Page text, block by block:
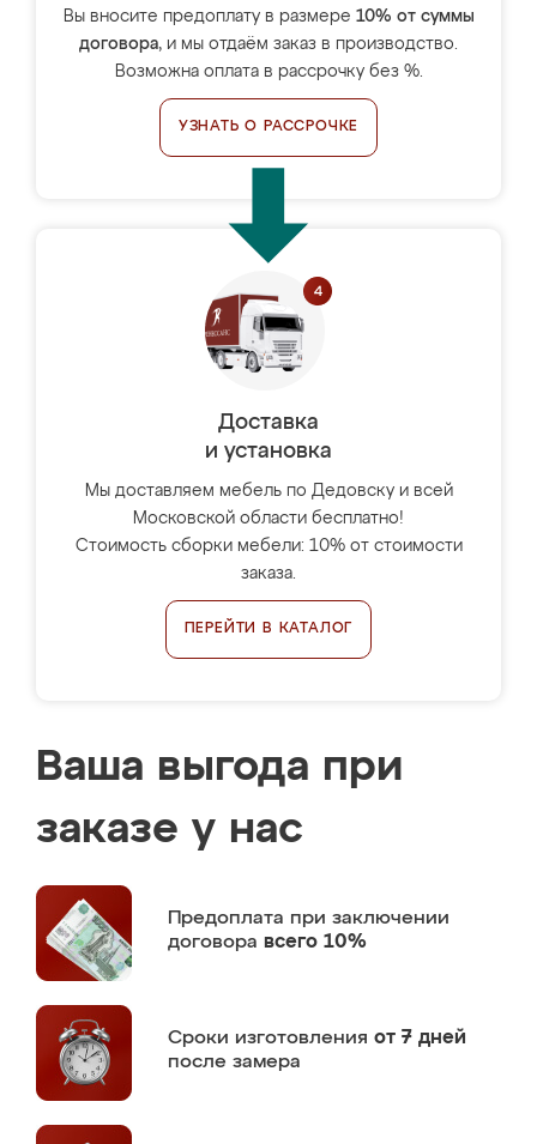
Вы вносите предоплату в размере 10% от суммы
договора, и мы отдаём заказ в производство.
Возможна оплата в рассрочку без %.
УЗНАТЬ О РАССРОЧКЕ
Доставка
и установка
Мы доставляем мебель по Дедовску и всей
Московской области бесплатно!
Стоимость сборки мебели: 10% от стоимости
заказа.
ПЕРЕЙТИ В КАТАЛОГ
Ваша выгода при
заказе у нас
Предоплата при заключении
договора всего 10%
Сроки изготовления от 7 дней
после замера